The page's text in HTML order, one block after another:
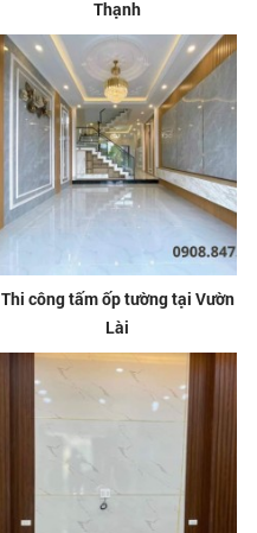
Thạnh
Thi công tấm ốp tường tại Vườn
Lài